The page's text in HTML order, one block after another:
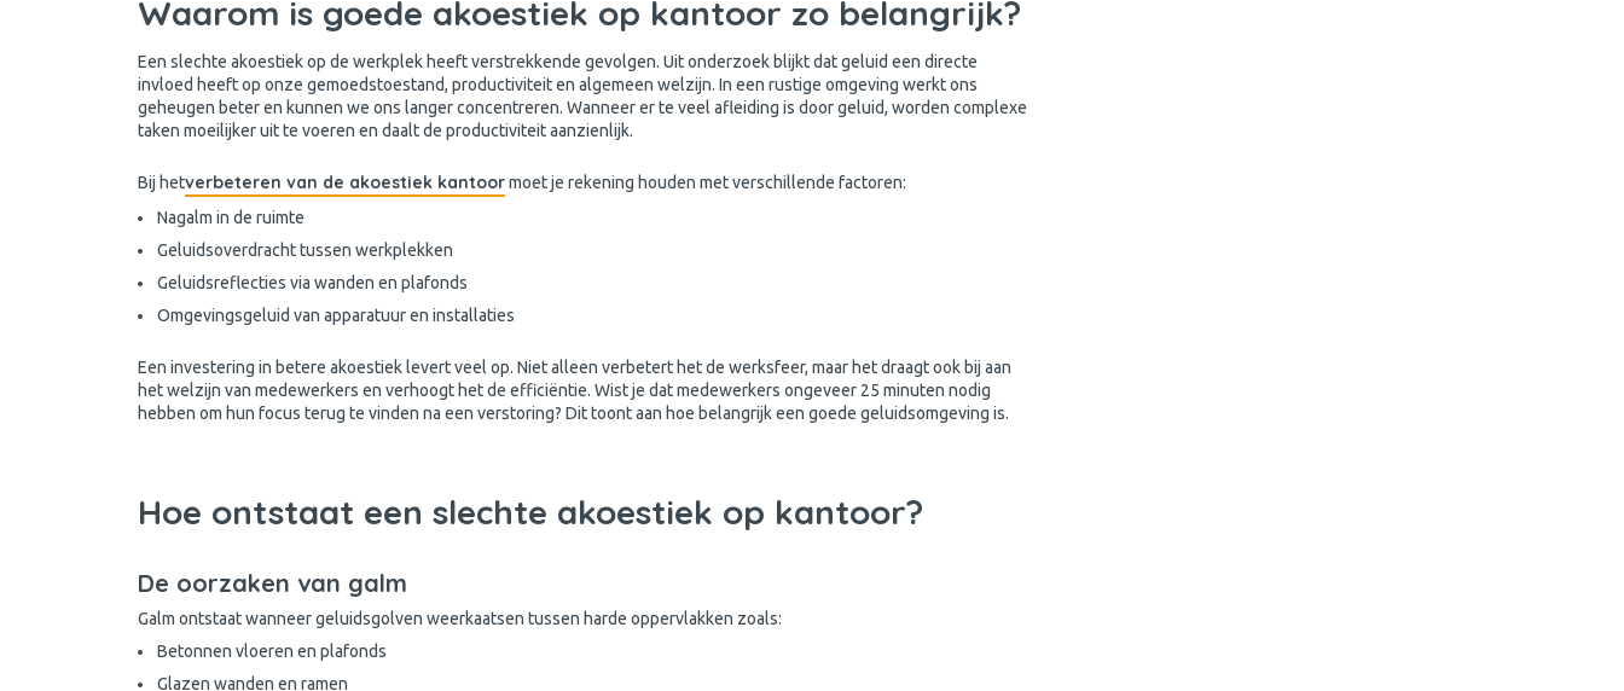
Waarom is goede akoestiek op kantoor zo belangrijk?
Een slechte akoestiek op de werkplek heeft verstrekkende gevolgen. Uit onderzoek blijkt dat geluid een directe
invloed heeft op onze gemoedstoestand, productiviteit en algemeen welzijn. In een rustige omgeving werkt ons
geheugen beter en kunnen we ons langer concentreren. Wanneer er te veel afleiding is door geluid, worden complexe
taken moeilijker uit te voeren en daalt de productiviteit aanzienlijk.
Bij hetverbeteren van de akoestiek kantoormoet je rekening houden met verschillende factoren:
Nagalm in de ruimte
Geluidsoverdracht tussen werkplekken
Geluidsreflecties via wanden en plafonds
Omgevingsgeluid van apparatuur en installaties
Een investering in betere akoestiek levert veel op. Niet alleen verbetert het de werksfeer, maar het draagt ook bij aan
het welzijn van medewerkers en verhoogt het de efficiëntie. Wist je dat medewerkers ongeveer 25 minuten nodig
hebben om hun focus terug te vinden na een verstoring? Dit toont aan hoe belangrijk een goede geluidsomgeving is.
Hoe ontstaat een slechte akoestiek op kantoor?
De oorzaken van galm
Galm ontstaat wanneer geluidsgolven weerkaatsen tussen harde oppervlakken zoals:
Betonnen vloeren en plafonds
Glazen wanden en ramen